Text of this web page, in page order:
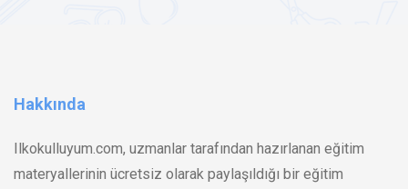
Hakkında
Ilkokulluyum.com, uzmanlar tarafından hazırlanan eğitim
materyallerinin ücretsiz olarak paylaşıldığı bir eğitim